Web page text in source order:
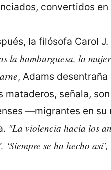
convertidos
la filósofa Carol
la hamburguesa, la
, Adams
mataderos, señala,
—migrantes en su
"La violencia hacia los
‘Siempre se ha hecho